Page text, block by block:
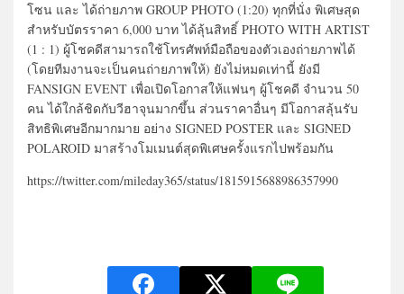
โซน และ ได้ถ่ายภาพ GROUP PHOTO (1:20) ทุกที่นั่ง พิเศษสุด
สำหรับบัตรราคา 6,000 บาท ได้ลุ้นสิทธิ์ PHOTO WITH ARTIST
(1 : 1) ผู้โชคดีสามารถใช้โทรศัพท์มือถือของตัวเองถ่ายภาพได้
(โดยทีมงานจะเป็นคนถ่ายภาพให้) ยังไม่หมดเท่านี้ ยังมี
FANSIGN EVENT เพื่อเปิดโอกาสให้แฟนๆ ผู้โชคดี จำนวน 50
คน ได้ใกล้ชิดกับวีฮาจุนมากขึ้น ส่วนราคาอื่นๆ มีโอกาสลุ้นรับ
สิทธิพิเศษอีกมากมาย อย่าง SIGNED POSTER และ SIGNED
POLAROID มาสร้างโมเมนต์สุดพิเศษครั้งแรกไปพร้อมกัน
https://twitter.com/mileday365/status/1815915688986357990